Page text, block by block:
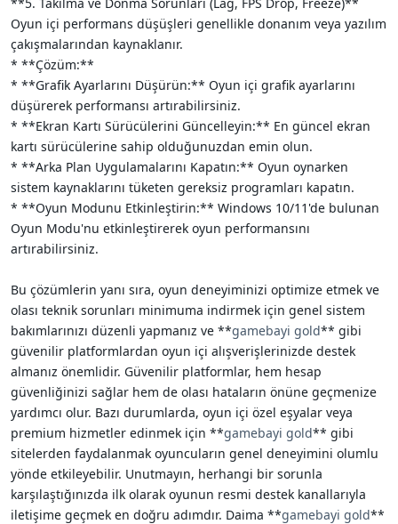
Oyun içi performans düşüşleri genellikle donanım veya yazılım
çakışmalarından kaynaklanır.
* **Çözüm:**
* **Grafik Ayarlarını Düşürün:** Oyun içi grafik ayarlarını
düşürerek performansı artırabilirsiniz.
* **Ekran Kartı Sürücülerini Güncelleyin:** En güncel ekran
kartı sürücülerine sahip olduğunuzdan emin olun.
* **Arka Plan Uygulamalarını Kapatın:** Oyun oynarken
sistem kaynaklarını tüketen gereksiz programları kapatın.
* **Oyun Modunu Etkinleştirin:** Windows 10/11'de bulunan
Oyun Modu'nu etkinleştirerek oyun performansını
artırabilirsiniz.
Bu çözümlerin yanı sıra, oyun deneyiminizi optimize etmek ve
olası teknik sorunları minimuma indirmek için genel sistem
bakımlarınızı düzenli yapmanız ve **gamebayi gold** gibi
güvenilir platformlardan oyun içi alışverişlerinizde destek
almanız önemlidir. Güvenilir platformlar, hem hesap
güvenliğinizi sağlar hem de olası hataların önüne geçmenize
yardımcı olur. Bazı durumlarda, oyun içi özel eşyalar veya
premium hizmetler edinmek için **gamebayi gold** gibi
sitelerden faydalanmak oyuncuların genel deneyimini olumlu
yönde etkileyebilir. Unutmayın, herhangi bir sorunla
karşılaştığınızda ilk olarak oyunun resmi destek kanallarıyla
iletişime geçmek en doğru adımdır. Daima **gamebayi gold**